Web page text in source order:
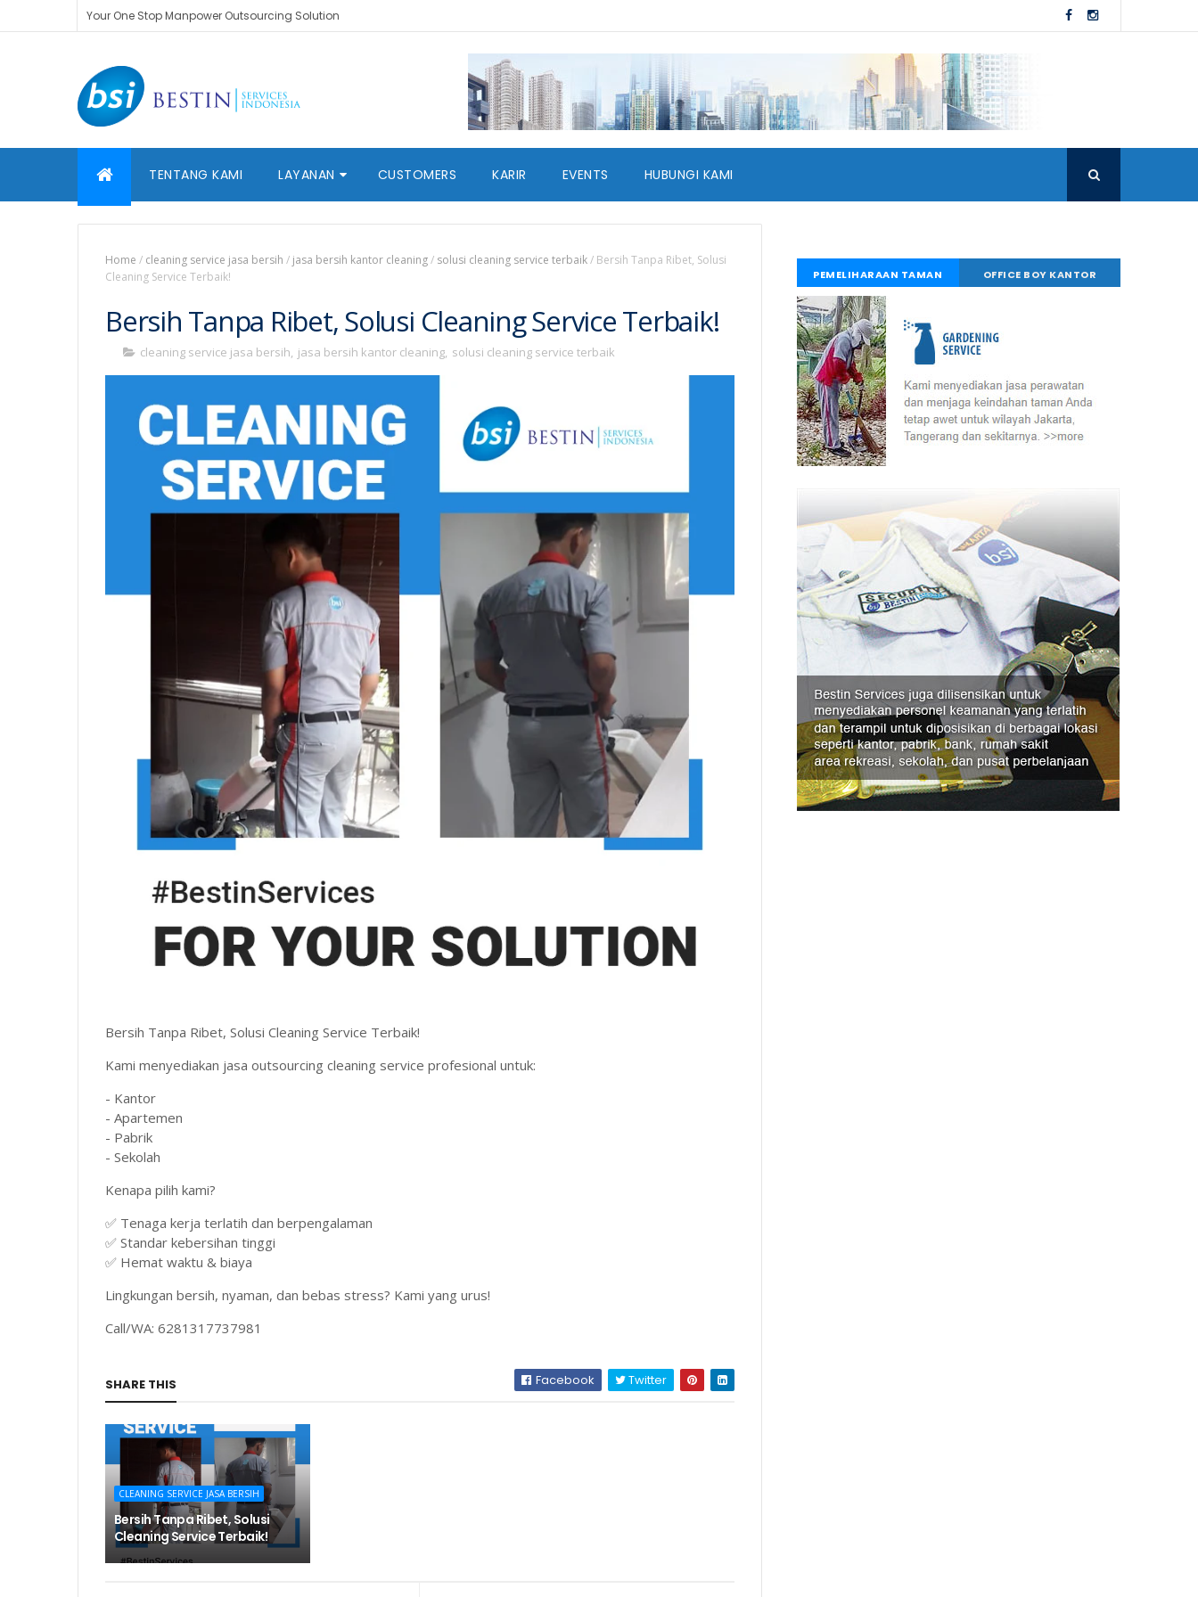
Your One Stop Manpower Outsourcing Solution
TENTANG KAMI LAYANAN CUSTOMERS KARIR EVENTS HUBUNGI KAMI
Home / cleaning service jasa bersih / jasa bersih kantor cleaning/ solusi cleaning service terbaik/ Bersih Tanpa Ribet, Solusi
Cleaning Service Terbaik!
Bersih Tanpa Ribet, Solusi Cleaning Service Terbaik!
cleaning service jasa bersih, jasa bersih kantor cleaning, solusi cleaning service terbaik
Bersih Tanpa Ribet, Solusi Cleaning Service Terbaik!
Kami menyediakan jasa outsourcing cleaning service profesional untuk:
- Kantor
- Apartemen
- Pabrik
- Sekolah
Kenapa pilih kami?
✅ Tenaga kerja terlatih dan berpengalaman
✅ Standar kebersihan tinggi
✅ Hemat waktu & biaya
Lingkungan bersih, nyaman, dan bebas stress? Kami yang urus!
Call/WA: 6281317737981
SHARE THIS Facebook Twitter
CLEANING SERVICE JASA BERSIH
Bersih Tanpa Ribet, Solusi
Cleaning Service Terbaik!
PEMELIHARAAN TAMAN OFFICE BOY KANTOR